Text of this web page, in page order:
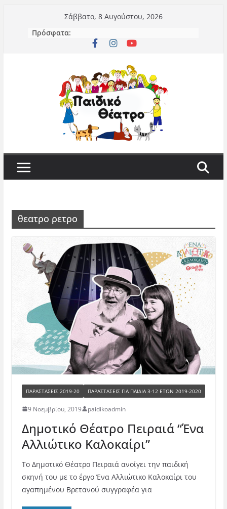
περιεχόμενο
Σάββατο, 8 Αυγούστου, 2026
Πρόσφατα:
θεατρο ρετρο
ΠΑΡΑΣΤΑΣΕΙΣ 2019-20 ΠΑΡΑΣΤΆΣΕΙΣ ΓΙΑ ΠΑΙΔΙΆ 3-12 ΕΤΏΝ 2019-2020
9 Νοεμβρίου, 2019 paidikoadmin
Δημοτικό Θέατρο Πειραιά “Ένα
Αλλιώτικο Καλοκαίρι”
Το Δημοτικό Θέατρο Πειραιά ανοίγει την παιδική
σκηνή του με το έργο Ένα Αλλιώτικο Καλοκαίρι του
αγαπημένου Βρετανού συγγραφέα για